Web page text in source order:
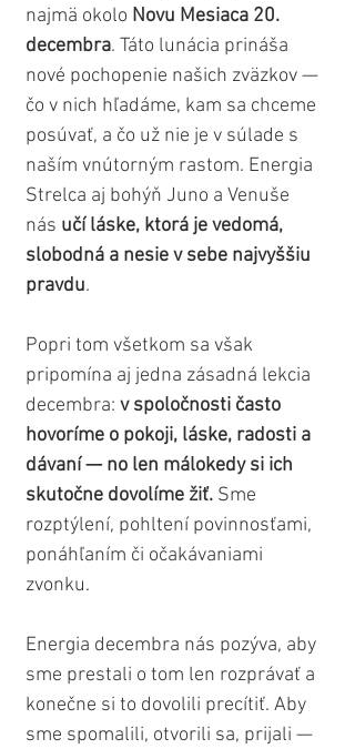
najmä okolo Novu Mesiaca 20.
decembra. Táto lunácia prináša
nové pochopenie našich zväzkov —
čo v nich hľadáme, kam sa chceme
posúvať, a čo už nie je v súlade s
naším vnútorným rastom. Energia
Strelca aj bohýň Juno a Venuše
nás učí láske, ktorá je vedomá,
slobodná a nesie v sebe najvyššiu
pravdu.
Popri tom všetkom sa však
pripomína aj jedna zásadná lekcia
decembra: v spoločnosti často
hovoríme o pokoji, láske, radosti a
dávaní — no len málokedy si ich
skutočne dovolíme žiť. Sme
rozptýlení, pohltení povinnosťami,
ponáhľaním či očakávaniami
zvonku.
Energia decembra nás pozýva, aby
sme prestali o tom len rozprávať a
konečne si to dovolili precítiť. Aby
sme spomalili, otvorili sa, prijali —